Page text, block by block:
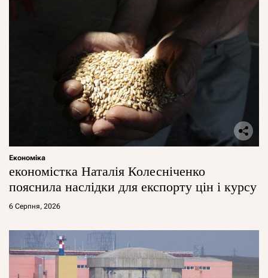
Економіка
економістка Наталія Колесніченко
пояснила наслідки для експорту цін і курсу
6 Серпня, 2026